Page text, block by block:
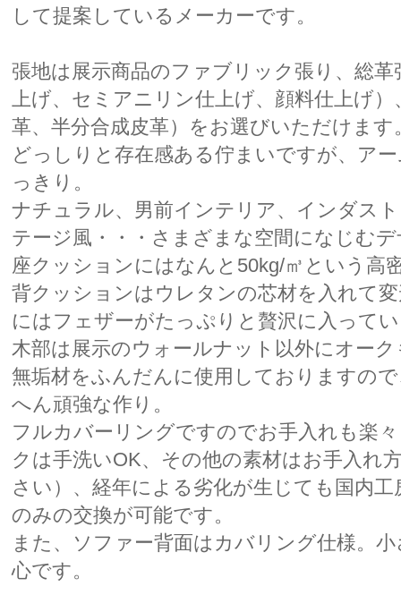
して提案しているメーカーです。
張地は展示商品のファブリック張り、総
上げ、セミアニリン仕上げ、顔料仕上げ）
革、半分合成皮革）をお選びいただけます
どっしりと存在感ある佇まいですが、ア
っきり。
ナチュラル、男前インテリア、インダス
テージ風・・・さまざまな空間になじむ
座クッションにはなんと50kg/㎥という高
背クッションはウレタンの芯材を入れて
にはフェザーがたっぷりと贅沢に入って
木部は展示のウォールナット以外にオー
無垢材をふんだんに使用しておりますの
へん頑強な作り。
フルカバーリングですのでお手入れも楽
クは手洗いOK、その他の素材はお手入れ
さい）、経年による劣化が生じても国内
のみの交換が可能です。
また、ソファー背面はカバリング仕様。
心です。